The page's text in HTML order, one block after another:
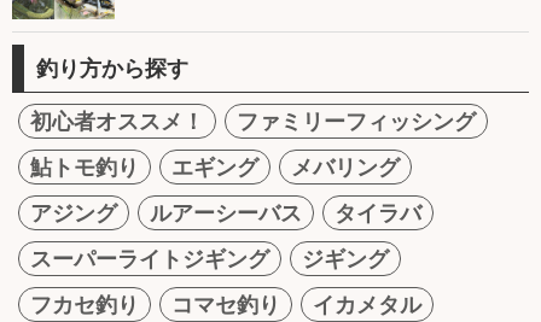
釣り方から探す
初心者オススメ！
ファミリーフィッシング
鮎トモ釣り
エギング
メバリング
アジング
ルアーシーバス
タイラバ
スーパーライトジギング
ジギング
フカセ釣り
コマセ釣り
イカメタル